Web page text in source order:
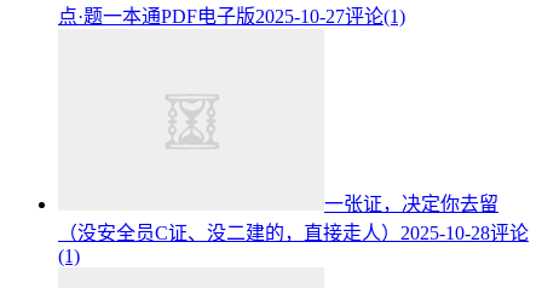
点·题一本通PDF电子版2025-10-27评论(1)
一张证，决定你去留
（没安全员C证、没二建的，直接走人） 2025-10-28评论
(1)